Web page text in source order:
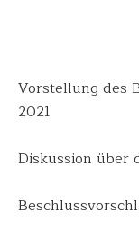
Vorstellung des
2021
Diskussion über
Beschlussvorsch